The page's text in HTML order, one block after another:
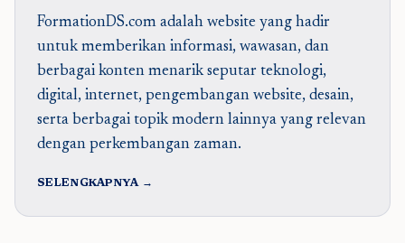
FormationDS.com adalah website yang hadir
untuk memberikan informasi, wawasan, dan
berbagai konten menarik seputar teknologi,
digital, internet, pengembangan website, desain,
serta berbagai topik modern lainnya yang relevan
dengan perkembangan zaman.
SELENGKAPNYA →